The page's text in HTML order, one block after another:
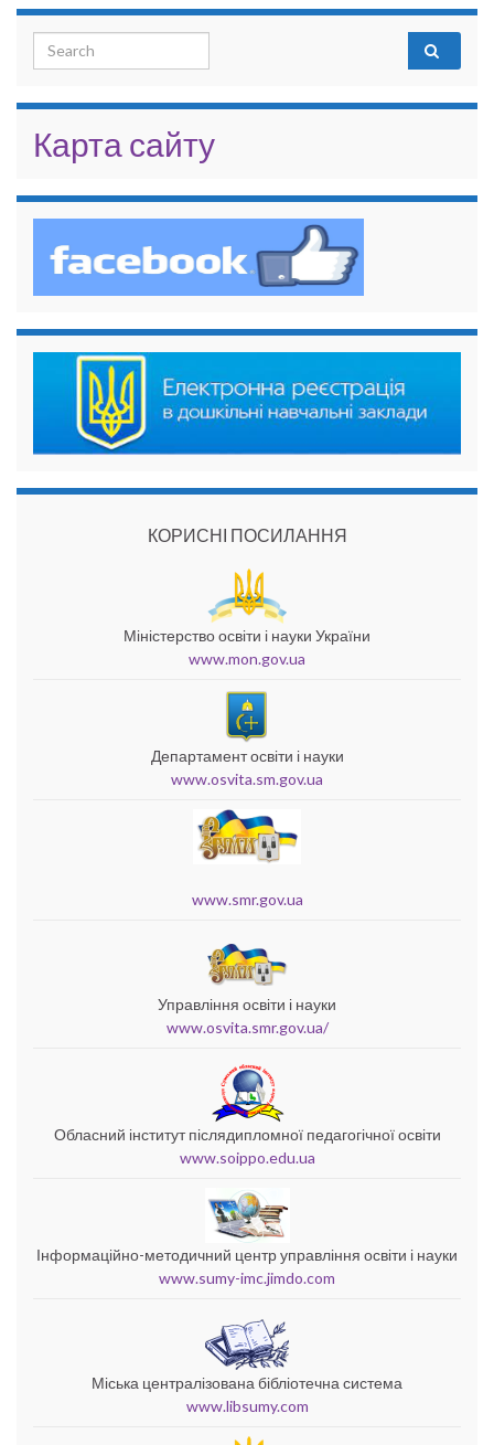
Search for:
Карта сайту
КОРИСНІ ПОСИЛАННЯ
Міністерство освіти і науки України
www.mon.gov.ua
Департамент освіти і науки
www.osvita.sm.gov.ua
www.smr.gov.ua
Управління освіти і науки
www.osvita.smr.gov.ua/
Обласний інститут післядипломної педагогічної освіти
www.soippo.edu.ua
Інформаційно-методичний центр управління освіти і науки
www.sumy-imc.jimdo.com
Міська централізована бібліотечна система
www.libsumy.com